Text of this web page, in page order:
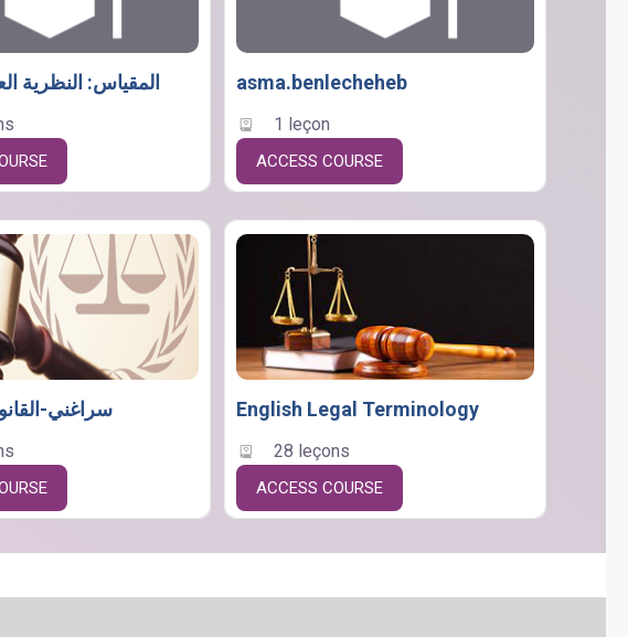
المقياس: النظرية asma.benlecheheb
1 leçon
ACCESS COURSE
سراغني- English Legal Terminology
28 leçons
ACCESS COURSE